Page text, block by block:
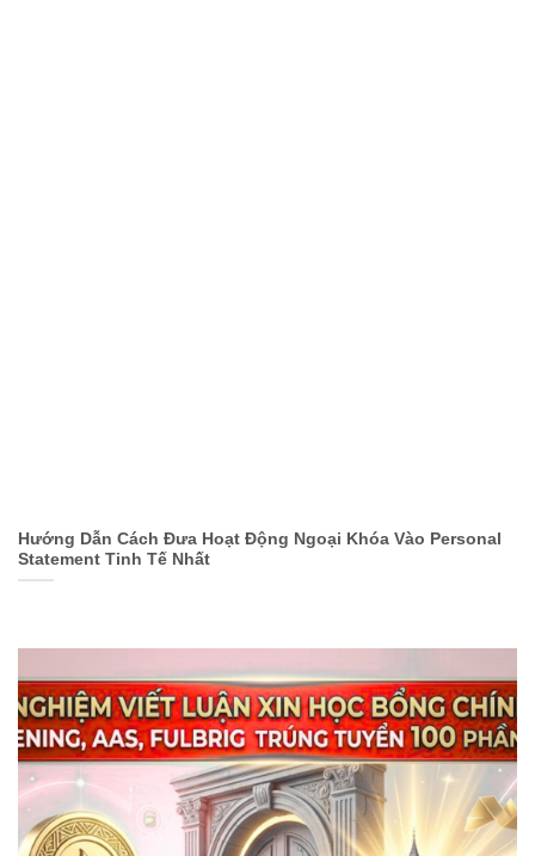
Hướng Dẫn Cách Đưa Hoạt Động Ngoại Khóa Vào Personal
Statement Tinh Tế Nhất